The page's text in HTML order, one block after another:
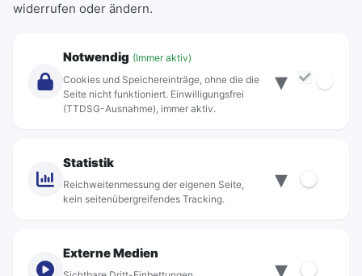
Abonnements
Über Rebus
Standorte
widerrufen oder ändern.
Notwendig (Immer aktiv)
Cookies und Speichereinträge, ohne die die
Seite nicht funktioniert. Einwilligungsfrei
(TTDSG-Ausnahme), immer aktiv.
▾
Statistik
Reichweitenmessung der eigenen Seite,
kein seitenübergreifendes Tracking.
▾
Externe Medien
▾